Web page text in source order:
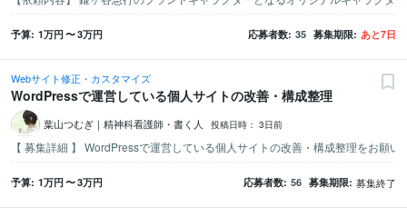
予算 1万円〜3万円 応募者数 35 募集期限 あと7日
Webサイト修正・カスタマイズ
WordPressで運営している個人サイトの改善・構成整理
葉山つむぎ｜精神科看護師・書く人 投稿日時： 3日前
予算 1万円〜3万円 応募者数 56 募集期限 募集終了